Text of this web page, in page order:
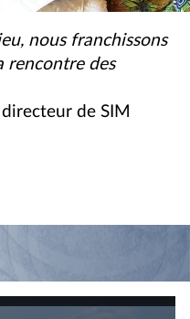
nous franchissons
rencontre des
de SIM